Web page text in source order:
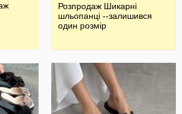
Розпродаж Шикарні
шльопанці --залишився
один розмір